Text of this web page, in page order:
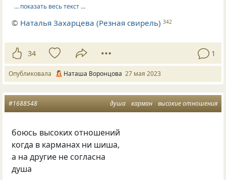
… показать весь текст …
© Наталья Захарцева (Резная свирель) 342
34 1
Опубликовала Наташа Воронцова 27 мая 2023
душа карман высокие отношения
#1688548
боюсь высоких отношений
когда в карманах ни шиша,
а на другие не согласна
душа